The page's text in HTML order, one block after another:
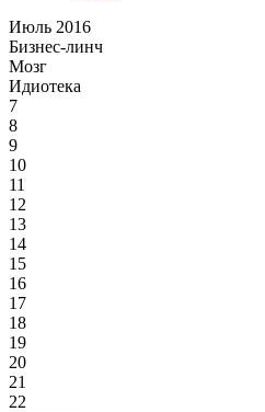
Июль 2016
Бизнес-линч
Мозг
Идиотека
7
8
9
10
11
12
13
14
15
16
17
18
19
20
21
22